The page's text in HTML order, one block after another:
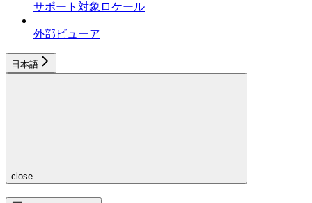
サポート対象ロケール
外部ビューア
日本語
close